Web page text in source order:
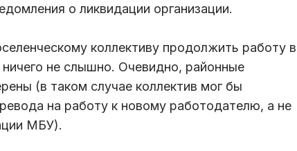
о ликвидации организации.
коллективу продолжить работу в
ничего не слышно. Очевидно, районные
(в таком случае коллектив мог бы
на работу к новому работодателю, а не
МБУ).